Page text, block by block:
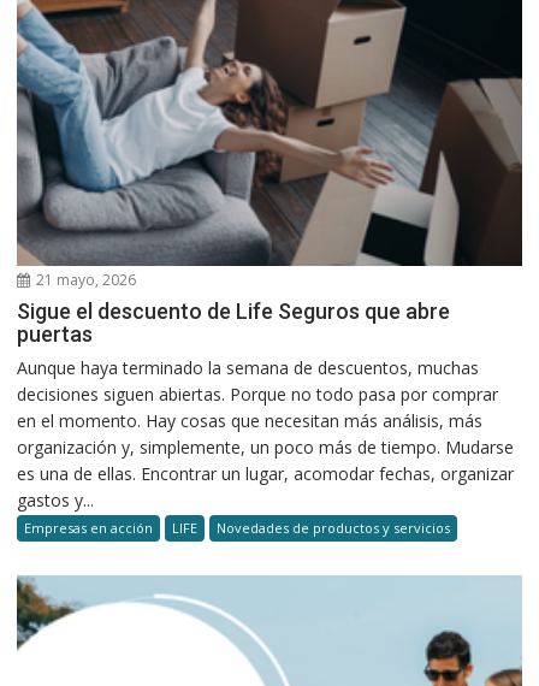
21 mayo, 2026
Sigue el descuento de Life Seguros que abre
puertas
Aunque haya terminado la semana de descuentos, muchas
decisiones siguen abiertas. Porque no todo pasa por comprar
en el momento. Hay cosas que necesitan más análisis, más
organización y, simplemente, un poco más de tiempo. Mudarse
es una de ellas. Encontrar un lugar, acomodar fechas, organizar
gastos y...
Empresas en acción LIFE Novedades de productos y servicios